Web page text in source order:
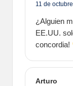
11 de
¿Alguien
EE.UU.
concordia!
Arturo